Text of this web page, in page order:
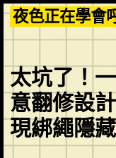
Skip
to
content
夜色正在學會
太坑了！
意翻修設
現綁繩隱